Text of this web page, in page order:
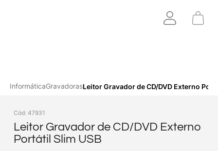
InformáticaGravadorasLeitor Gravador de CD/DVD Externo
Cód: 47931
Leitor Gravador de CD/DVD Externo
Portátil Slim USB